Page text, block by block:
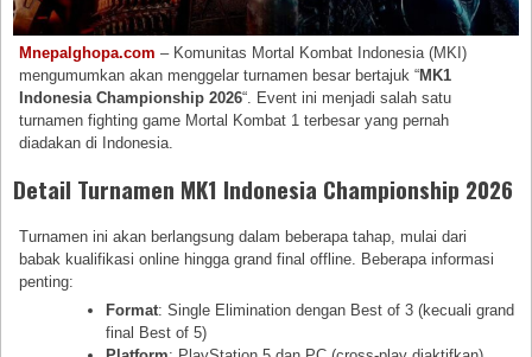
Mnepalghopa.com – Komunitas Mortal Kombat Indonesia (MKI)
mengumumkan akan menggelar turnamen besar bertajuk “MK1
Indonesia Championship 2026“. Event ini menjadi salah satu
turnamen fighting game Mortal Kombat 1 terbesar yang pernah
diadakan di Indonesia.
Detail Turnamen MK1 Indonesia Championship 2026
Turnamen ini akan berlangsung dalam beberapa tahap, mulai dari
babak kualifikasi online hingga grand final offline. Beberapa informasi
penting:
Format: Single Elimination dengan Best of 3 (kecuali grand
final Best of 5)